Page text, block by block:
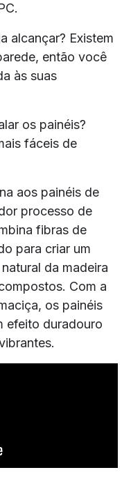
alcançar? Existem
então você
às suas
os painéis?
fáceis de
aos painéis de
processo de
fibras de
para criar um
da madeira
Com a
os painéis
efeito duradouro